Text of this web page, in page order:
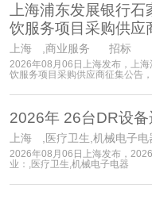
上海浦东发展银行
饮服务项目采购供应
上海 ,商业服务 招标
2026年08月06日上海发布，上
饮服务项目采购供应商征集公告
2026年 26台DR设
上海 ,医疗卫生,机械电子
2026年08月06日上海发布，
业：,医疗卫生,机械电子电器